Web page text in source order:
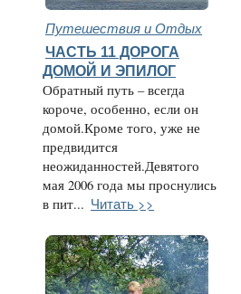
Путешествия и Отдых
ЧАСТЬ 11 ДОРОГА
ДОМОЙ И ЭПИЛОГ
Обратный путь – всегда
короче, особенно, если он
домой.Кроме того, уже не
предвидится
неожиданностей.Девятого
мая 2006 года мы проснулись
в пит... Читать >>